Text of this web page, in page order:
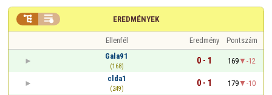
EREDMÉNYEK
 
Ellenfél Eredmény
Pontszám
Gala91
(168)
0 - 1 169
-12
clda1
(249)
0 - 1 179
-10